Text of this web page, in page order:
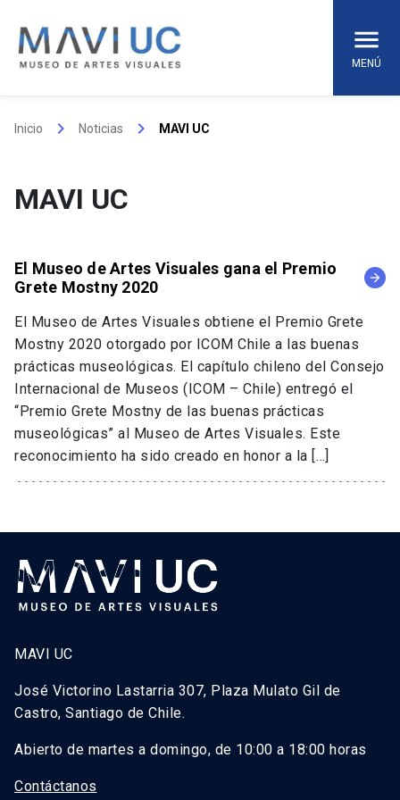
content
MENÚ
Inicio keyboard_arrow_right Noticias keyboard_arrow_right MAVI UC
MAVI UC
El Museo de Artes Visuales gana el Premio
Grete Mostny 2020
arrow_forward
El Museo de Artes Visuales obtiene el Premio Grete
Mostny 2020 otorgado por ICOM Chile a las buenas
prácticas museológicas. El capítulo chileno del Consejo
Internacional de Museos (ICOM – Chile) entregó el
“Premio Grete Mostny de las buenas prácticas
museológicas” al Museo de Artes Visuales. Este
reconocimiento ha sido creado en honor a la […]
MAVI UC
José Victorino Lastarria 307, Plaza Mulato Gil de
Castro, Santiago de Chile.
Abierto de martes a domingo, de 10:00 a 18:00 horas
Contáctanos